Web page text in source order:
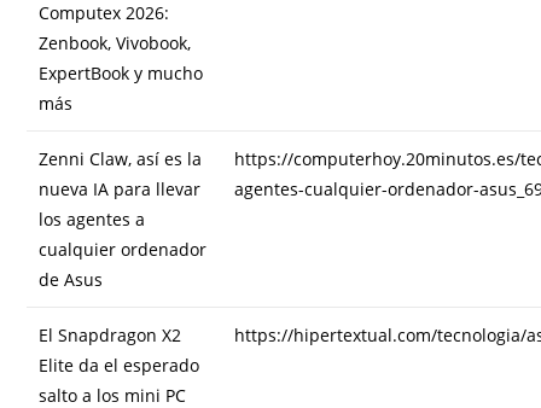
Computex 2026:
Zenbook, Vivobook,
ExpertBook y mucho
más
Zenni Claw, así es la
nueva IA para llevar
los agentes a
cualquier ordenador
de Asus
https://computerhoy.20minutos.es/
agentes-cualquier-ordenador-
El Snapdragon X2
Elite da el esperado
salto a los mini PC
https://hipertextual.com/tecnologia/